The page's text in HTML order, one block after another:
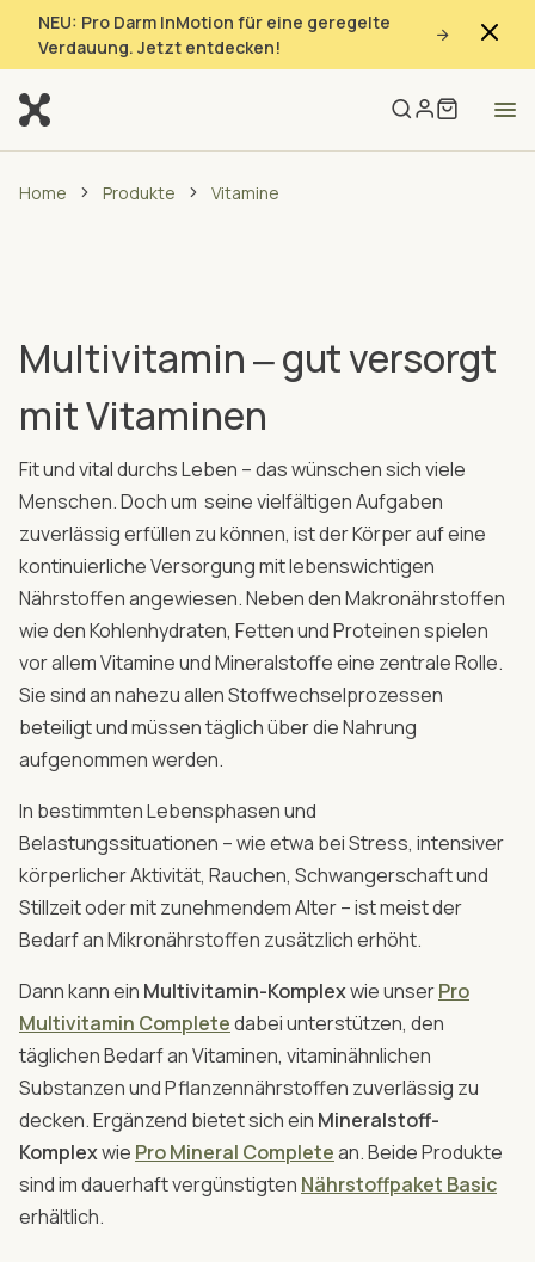
NEU: Pro Darm InMotion für eine geregelte
Verdauung. Jetzt entdecken!
Home Produkte Vitamine
Multivitamin ‒ gut versorgt
mit Vitaminen
Fit und vital durchs Leben – das wünschen sich viele
Menschen. Doch um seine vielfältigen Aufgaben
zuverlässig erfüllen zu können, ist der Körper auf eine
kontinuierliche Versorgung mit lebenswichtigen
Nährstoffen angewiesen. Neben den Makronährstoffen
wie den Kohlenhydraten, Fetten und Proteinen spielen
vor allem Vitamine und Mineralstoffe eine zentrale Rolle.
Sie sind an nahezu allen Stoffwechselprozessen
beteiligt und müssen täglich über die Nahrung
aufgenommen werden.
In bestimmten Lebensphasen und
Belastungssituationen – wie etwa bei Stress, intensiver
körperlicher Aktivität, Rauchen, Schwangerschaft und
Stillzeit oder mit zunehmendem Alter – ist meist der
Bedarf an Mikronährstoffen zusätzlich erhöht.
Dann kann ein Multivitamin-Komplexwie unserPro
Multivitamin Completedabei unterstützen, den
täglichen Bedarf an Vitaminen, vitaminähnlichen
Substanzen und Pflanzennährstoffen zuverlässig zu
decken. Ergänzend bietet sich ein Mineralstoff-
Komplexwie Pro Mineral Completean. Beide Produkte
sind im dauerhaft vergünstigten Nährstoffpaket Basic
erhältlich.